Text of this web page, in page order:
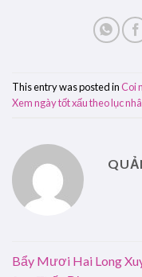
This entry was posted inCoi
Xem ngày tốt xấu theo lục
Bẩy Mươi Hai Long